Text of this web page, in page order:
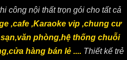
công nội thất trọn gói cho tất cả
,cafe ,Karaoke vip ,chung cư
phòng,hệ thống chuỗi
hàng bán lẻ .... Thiết kế trẻ